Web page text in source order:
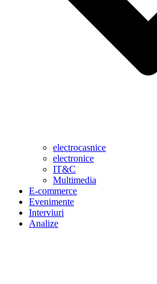
electrocasnice
electronice
IT&C
Multimedia
E-commerce
Evenimente
Interviuri
Analize